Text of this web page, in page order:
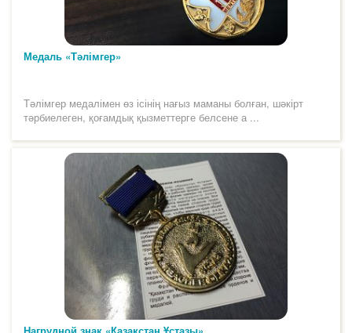
Медаль «Тәлімгер»
Тәлімгер медалімен өз ісінің нағыз маманы болған, шәкірт
тәрбиелеген, қоғамдық қызметтерге белсене а ...
Нагрудной знак «Қазақстан Ұстазы»